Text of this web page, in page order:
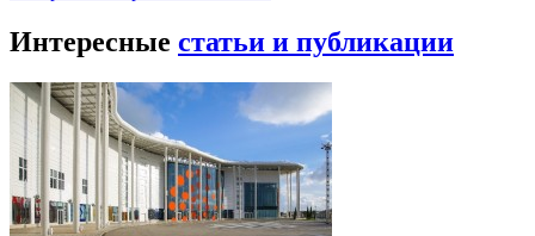
Интересные статьи и публикации